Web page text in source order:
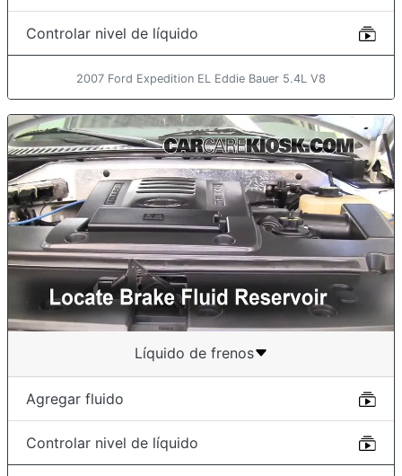
Controlar nivel de líquido
2007 Ford Expedition EL Eddie Bauer 5.4L V8
Líquido de frenos
Agregar fluido
Controlar nivel de líquido